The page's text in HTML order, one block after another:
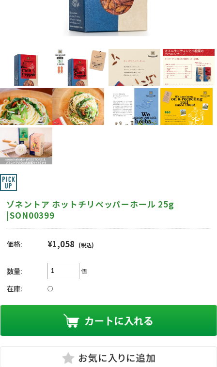
ゾネントア ホットチリペッパーホール 25g
|SON00399
価格: ¥1,058 (税込)
数量: 個
在庫: ○